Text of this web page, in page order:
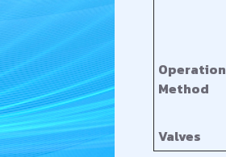
Operation
Method
Valves